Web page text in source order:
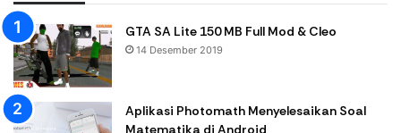
GTA SA Lite 150 MB Full Mod & Cleo
14 Desember 2019
Aplikasi Photomath Menyelesaikan Soal
Matematika di Android